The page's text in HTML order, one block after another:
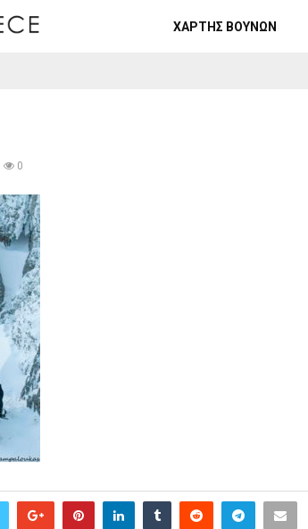
ΧΑΡΤΗΣ ΒΟΥΝΩΝ
0